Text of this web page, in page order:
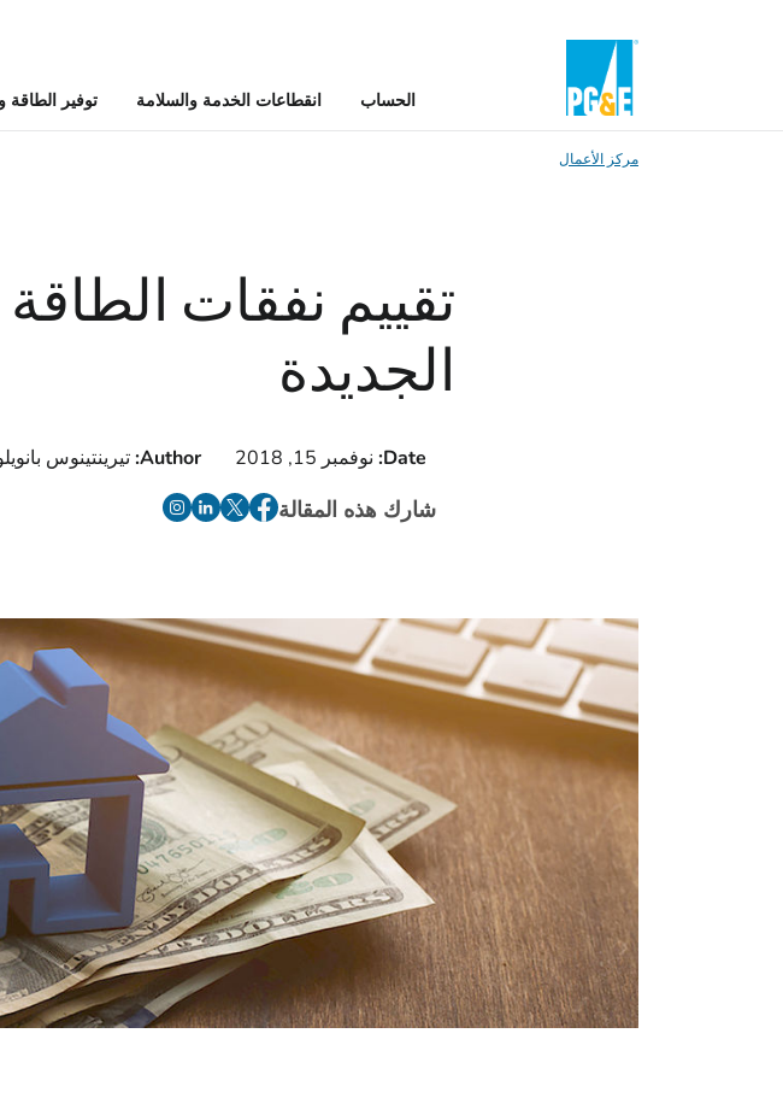
الحساب انقطاعات الخدمة والسلامة توفير الطاقة
مركز الأعمال
تقييم نفقات الطاقة
الجديدة
Date: نوفمبر 15, 2018 Author: تيرينتينوس
شارك هذه المقالة